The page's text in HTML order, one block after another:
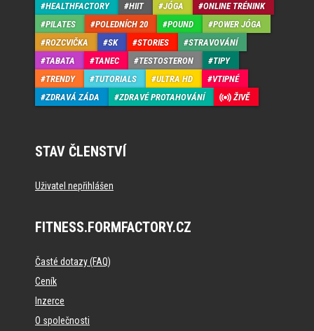
HEALTHFACTORY
HIIT JÓGA
ONLINE TRÉNINK
PILATES
POLEDNÍCH 20 POUND
POWER JÓGA
ROZCVIČKA
SK STORIES
STRAVOVÁNÍ
TABATA
TANEC TESTOSTERON
TIPY
TRENDY
TUTORIALS ULTRA HD
VTIPNÉ
ZDRAVÁ ZÁDA
ZDRAVÉ PROTAHOVÁNÍ ŽIVĚ
STAV ČLENSTVÍ
Uživatel nepřihlášen
FITNESS.FORMFACTORY.CZ
Časté dotazy (FAQ)
Ceník
Inzerce
O společnosti